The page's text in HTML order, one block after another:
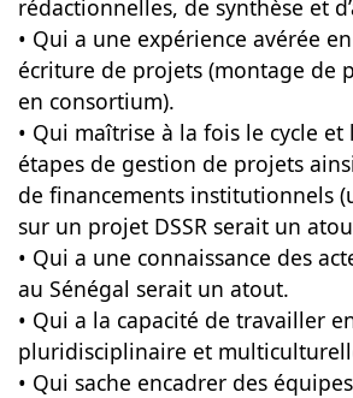
rédactionnelles, de synthèse et
• Qui a une expérience avérée
écriture de projets (montage de
en consortium).
• Qui maîtrise à la fois le cycle
étapes de gestion de projets
de financements institutionnels
sur un projet DSSR serait un
• Qui a une connaissance des
au Sénégal serait un atout.
• Qui a la capacité de travailler
pluridisciplinaire et
• Qui sache encadrer des